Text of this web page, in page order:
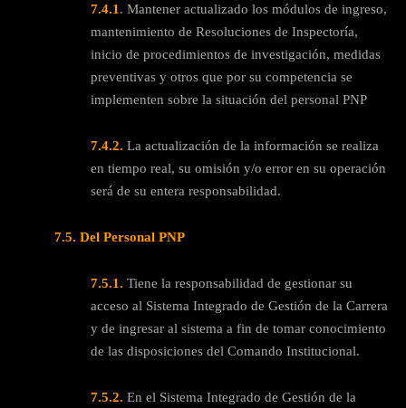
7.4.1 . Mantener actualizado los módulos de ingreso,
mantenimiento de Resoluciones de Inspectoría,
inicio de procedimientos de investigación, medidas
preventivas y otros que por su competencia se
implementen sobre la situación del personal PNP
7.4.2. La actualización de la información se realiza
en tiempo real, su omisión y/o error en su operación
será de su entera responsabilidad.
7.5. Del Personal PNP
7.5.1. Tiene la responsabilidad de gestionar su
acceso al Sistema Integrado de Gestión de la Carrera
y de ingresar al sistema a fin de tomar conocimiento
de las disposiciones del Comando Institucional.
7.5.2. En el Sistema Integrado de Gestión de la